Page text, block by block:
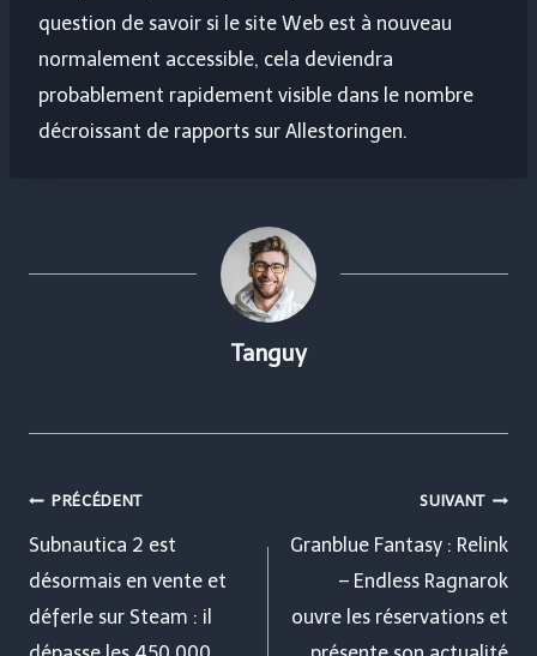
question de savoir si le site Web est à nouveau
normalement accessible, cela deviendra
probablement rapidement visible dans le nombre
décroissant de rapports sur Allestoringen.
Tanguy
Navigation
de
l’article
PRÉCÉDENT
Subnautica 2 est
désormais en vente et
déferle sur Steam : il
SUIVANT
Granblue Fantasy : Relink
– Endless Ragnarok
ouvre les réservations et